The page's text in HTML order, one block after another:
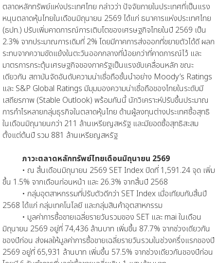
ตลาดหลักทรัพย์แห่งประเทศไทย กล่าวว่า ปัจจัยภายในประเทศที่เป็นแรง
หนุนตลาดหุ้นไทยในเดือนมิถุนายน 2569 ได้แก่ ธนาคารแห่งประเทศไทย
(ธปท.) ปรับเพิ่มคาดการณ์การเติบโตของเศรษฐกิจไทยในปี 2569 เป็น
2.3% จากประมาณการเดิมที่ 2% โดยมีภาคการส่งออกที่ขยายตัวได้ดี ผลก
ระทบจากความขัดแย้งในตะวันออกกลางที่น้อยกว่าที่คาดการณ์ไว้ และ
มาตรการกระตุ้นเศรษฐกิจของภาครัฐเป็นแรงขับเคลื่อนหลัก ขณะ
เดียวกัน สถาบันจัดอันดับความน่าเชื่อถือชั้นนำอย่าง Moody’s Ratings
และ S&P Global Ratings มีมุมมองความน่าเชื่อถือของไทยในระดับมี
เสถียรภาพ (Stable Outlook) พร้อมกันนี้ นักวิเคราะห์ปรับขึ้นประมาณ
การกำไรหลายกลุ่มธุรกิจในตลาดหุ้นไทย ด้านผู้ลงทุนต่างประเทศซื้อสุทธิ
ในเดือนมิถุนายนกว่า 211 ล้านเหรียญสหรัฐ และมียอดซื้อสุทธิสะสม
ตั้งแต่ต้นปี รวม 881 ล้านเหรียญสหรัฐ
ภาวะตลาดหลักทรัพย์ไทยเดือนมิถุนายน 2569
• ณ สิ้นเดือนมิถุนายน 2569 SET Index ปิดที่ 1,591.24 จุด เพิ่ม
ขึ้น 1.5% จากเดือนก่อนหน้า และ 26.3% จากสิ้นปี 2568
• กลุ่มอุตสาหกรรมที่ปรับตัวดีกว่า SET Index เมื่อเทียบกับสิ้นปี
2568 ได้แก่ กลุ่มเทคโนโลยี และกลุ่มสินค้าอุตสาหกรรม
• มูลค่าการซื้อขายเฉลี่ยรายวันรวมของ SET และ mai ในเดือน
มิถุนายน 2569 อยู่ที่ 74,436 ล้านบาท เพิ่มขึ้น 87.7% จากช่วงเดียวกัน
ของปีก่อน ส่งผลให้มูลค่าการซื้อขายเฉลี่ยรายวันรวมในช่วงครึ่งแรกของปี
2569 อยู่ที่ 65,931 ล้านบาท เพิ่มขึ้น 57.5% จากช่วงเดียวกันของปีก่อน